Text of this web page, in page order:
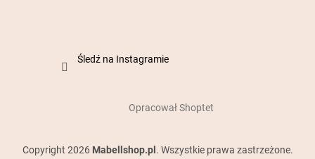
Śledź na Instagramie
Opracował Shoptet
Copyright 2026 Mabellshop.pl . Wszystkie prawa zastrzeżone.